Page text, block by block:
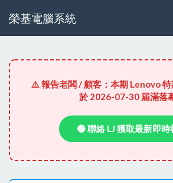
榮基電腦系統
⚠️ 報告老闆 / 顧客：本期 Lenovo
於 2026-07-30 屆滿落
🟢 聯絡 LJ 獲取最新即時